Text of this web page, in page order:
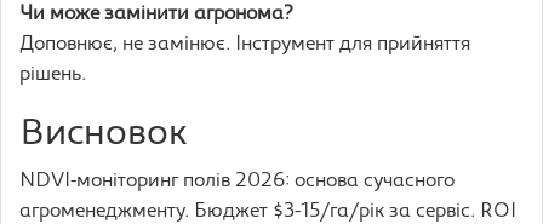
Чи може замінити агронома?
Доповнює, не замінює. Інструмент для прийняття
рішень.
Висновок
NDVI-моніторинг полів 2026: основа сучасного
агроменеджменту. Бюджет $3-15/га/рік за сервіс. ROI